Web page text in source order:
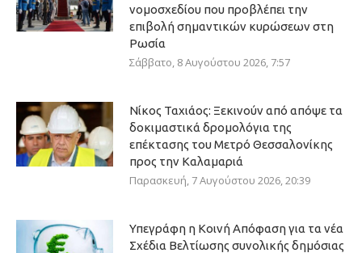
νομοσχεδίου που προβλέπει την
επιβολή σημαντικών κυρώσεων στη
Ρωσία
Σάββατο, 8 Αυγούστου 2026, 7:57
Νίκος Ταχιάος: Ξεκινούν από απόψε τα
δοκιμαστικά δρομολόγια της
επέκτασης του Μετρό Θεσσαλονίκης
προς την Καλαμαριά
Παρασκευή, 7 Αυγούστου 2026, 20:39
Υπεγράφη η Κοινή Απόφαση για τα νέα
Σχέδια Βελτίωσης συνολικής δημόσιας